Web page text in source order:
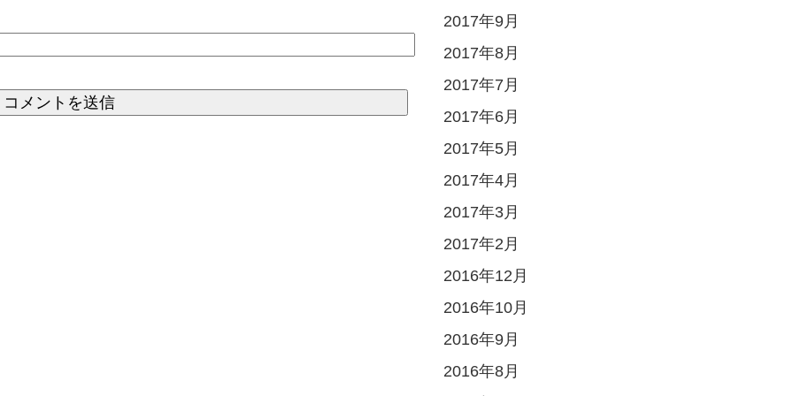
2017年9月
2017年8月
2017年7月
2017年6月
2017年5月
2017年4月
2017年3月
2017年2月
2016年12月
2016年10月
2016年9月
2016年8月